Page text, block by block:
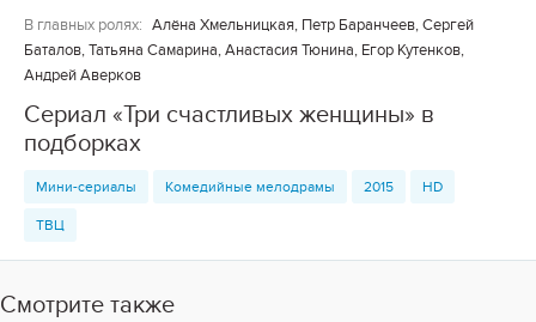
В главных ролях: Алёна Хмельницкая, Петр Баранчеев, Сергей
Баталов, Татьяна Самарина, Анастасия Тюнина, Егор Кутенков,
Андрей Аверков
Сериал «Три счастливых женщины» в
подборках
Мини-сериалы Комедийные мелодрамы 2015 HD
ТВЦ
Смотрите также